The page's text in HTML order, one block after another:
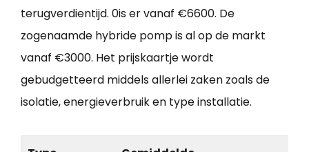
terugverdientijd. 0is er vanaf €6600. De
zogenaamde hybride pomp is al op de markt
vanaf €3000. Het prijskaartje wordt
gebudgetteerd middels allerlei zaken zoals de
isolatie, energieverbruik en type installatie.